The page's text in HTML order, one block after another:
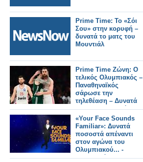
Prime Time: Το «Σόι
Σου» στην κορυφή –
δυνατά τo ματς του
Μουντιάλ
Prime Time Ζώνη: Ο
τελικός Ολυμπιακός –
Παναθηναϊκός
σάρωσε την
τηλεθέαση – Δυνατά
το «Να Μ' Αγαπάς»
και το «Μπαμπά Σ'
Αγαπώ»
«Your Face Sounds
Familiar»: Δυνατά
ποσοστά απέναντι
στον αγώνα του
Ολυμπιακού... -
Αναλυτικά τα 15'